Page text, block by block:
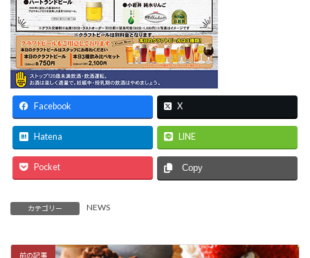
Facebook X
Hatena LINE
Pocket Copy
カテゴリー NEWS
前の記事